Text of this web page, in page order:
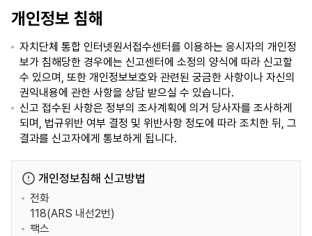
개인정보 침해
자치단체 통합 인터넷원서접수센터를 이용하는 응시자의 개인정
보가 침해당한 경우에는 신고센터에 소정의 양식에 따라 신고할
수 있으며, 또한 개인정보보호와 관련된 궁금한 사항이나 자신의
권익내용에 관한 사항을 상담 받으실 수 있습니다.
신고 접수된 사항은 정부의 조사계획에 의거 당사자를 조사하게
되며, 법규위반 여부 결정 및 위반사항 정도에 따라 조치한 뒤, 그
결과를 신고자에게 통보하게 됩니다.
개인정보침해 신고방법
전화
118(ARS 내선2번)
팩스